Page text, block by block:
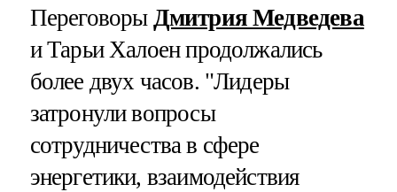
Переговоры Дмитрия Медведева
и Тарьи Халоен продолжались
более двух часов. "Лидеры
затронули вопросы
сотрудничества в сфере
энергетики, взаимодействия